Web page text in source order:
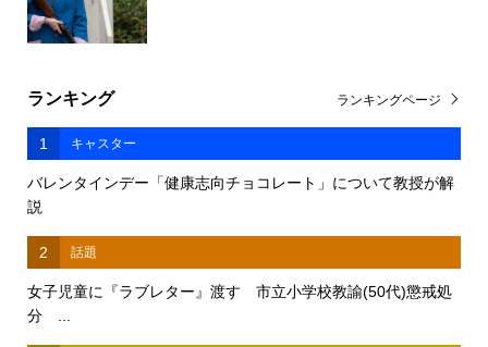
ランキング
1 キャスター
バレンタインデー「健康志向チョコレート」について教授が解
説
2 話題
女子児童に『ラブレター』渡す 市立小学校教諭(50代)懲戒処
分 ...
ランキングページ